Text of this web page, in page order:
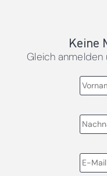
Keine
Gleich anmelden